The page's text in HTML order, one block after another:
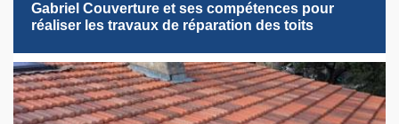
Gabriel Couverture et ses compétences pour
réaliser les travaux de réparation des toits